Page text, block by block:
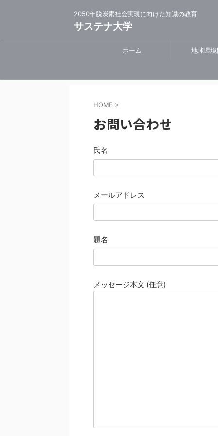
2050年脱炭素社会実現に向けた知識の教育
サステナ大学
ホーム 地球環境
HOME >
お問い合わせ
氏名
メールアドレス
題名
メッセージ本文 (任意)